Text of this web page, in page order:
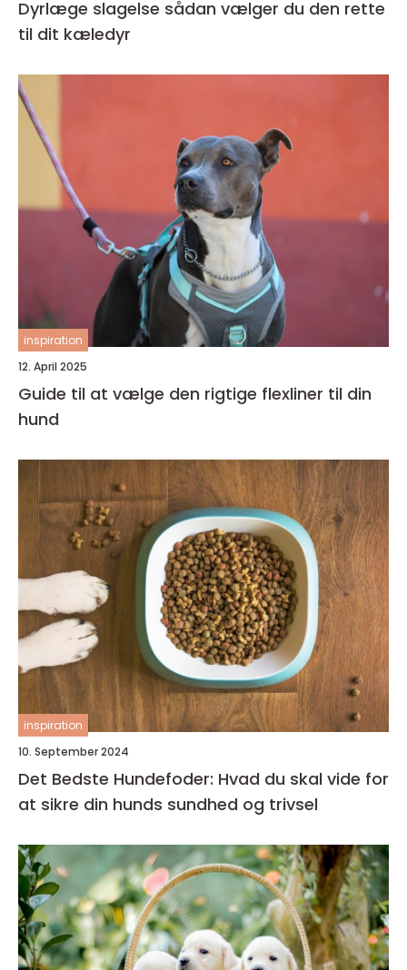
Dyrlæge slagelse sådan vælger du den rette
til dit kæledyr
inspiration
12. April 2025
Guide til at vælge den rigtige flexliner til din
hund
inspiration
10. September 2024
Det Bedste Hundefoder: Hvad du skal vide for
at sikre din hunds sundhed og trivsel